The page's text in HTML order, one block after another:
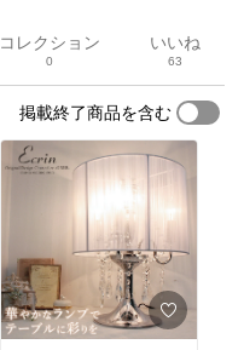
コレクション
0
いいね
63
掲載終了商品を含む